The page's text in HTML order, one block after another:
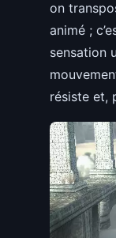
on
animé ;
sensation
résiste et,